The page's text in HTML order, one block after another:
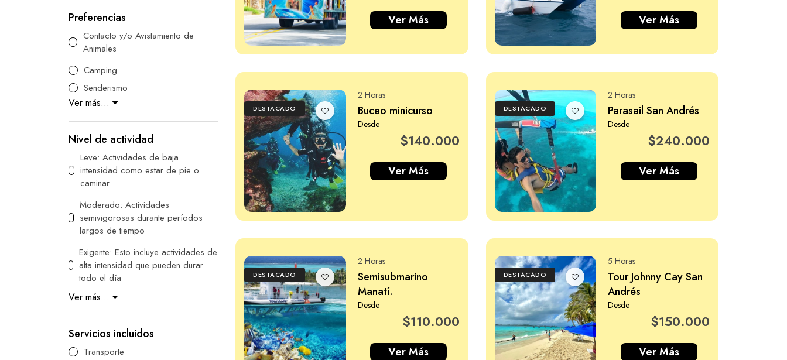
Preferencias
Contacto y/o Avistamiento de
Animales
Camping
Senderismo
Ver más...
Nivel de actividad
Leve: Actividades de baja
intensidad como estar de pie o
caminar
Moderado: Actividades
semivigorosas durante períodos
largos de tiempo
Exigente: Esto incluye actividades de
alta intensidad que pueden durar
todo el día
Ver más...
Servicios incluidos
Transporte
Ver Más Ver Más
DESTACADO
2 Horas
Buceo minicurso
Desde
$140.000
Ver Más
DESTACADO
2 Horas
Parasail San Andrés
Desde
$240.000
Ver Más
DESTACADO
2 Horas
Semisubmarino
Manatí.
Desde
$110.000
Ver Más
DESTACADO
5 Horas
Tour Johnny Cay San
Andrés
Desde
$150.000
Ver Más